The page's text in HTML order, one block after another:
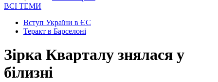
ВСІ ТЕМИ
Вступ України в ЄС
Теракт в Барселоні
Зірка Кварталу знялася у
білизні